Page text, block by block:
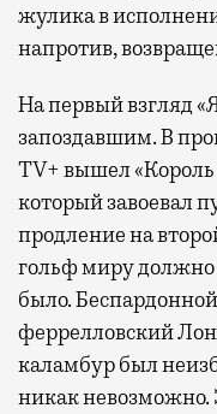
жулика в
напротив,
На первый взгляд
запоздавшим. В
TV+ вышел
который завоевал
продление на
гольф миру должно
было.
феррелловский
каламбур был
никак